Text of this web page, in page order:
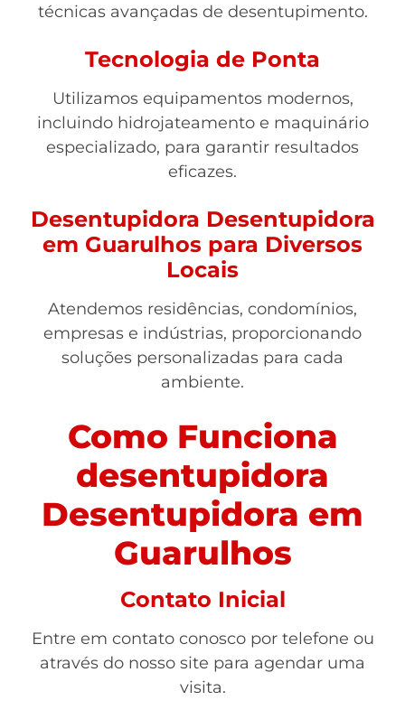
técnicas avançadas de desentupimento.
Tecnologia de Ponta
Utilizamos equipamentos modernos,
incluindo hidrojateamento e maquinário
especializado, para garantir resultados
eficazes.
Desentupidora Desentupidora
em Guarulhos para Diversos
Locais
Atendemos residências, condomínios,
empresas e indústrias, proporcionando
soluções personalizadas para cada
ambiente.
Como Funciona
desentupidora
Desentupidora em
Guarulhos
Contato Inicial
Entre em contato conosco por telefone ou
através do nosso site para agendar uma
visita.